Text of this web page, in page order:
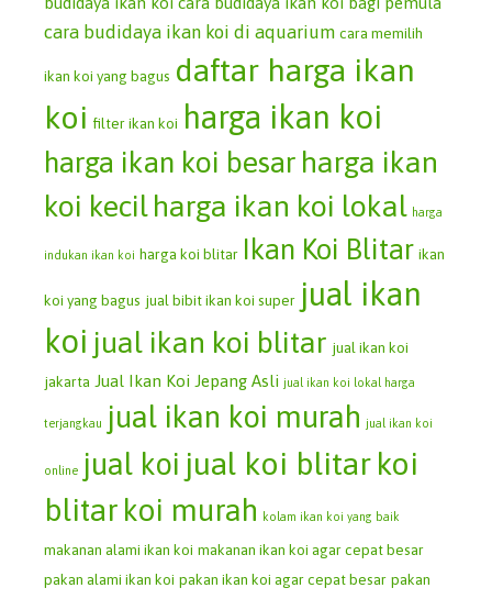
cara budidaya ikan koi di aquarium cara memilih
ikan koi yang bagus daftar harga ikan
koi filter ikan koi harga ikan koi
harga ikan koi besar harga ikan
koi kecilharga ikan koi lokal harga
indukan ikan koi harga koi blitar Ikan Koi Blitar ikan
koi yang bagus jual bibit ikan koi super jual ikan
koi jual ikan koi blitar jual ikan koi
jakarta Jual Ikan Koi Jepang Asli jual ikan koi lokal harga
terjangkau jual ikan koi murah jual ikan koi
online jual koi jual koi blitar koi
blitar koi murah kolam ikan koi yang baik
makanan alami ikan koi makanan ikan koi agar cepat besar
pakan alami ikan koi pakan ikan koi agar cepat besar pakan